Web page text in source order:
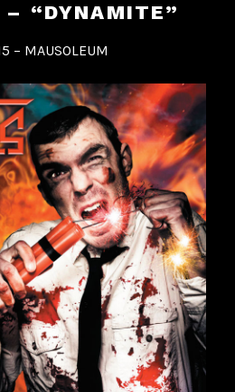
– “DYNAMITE”
– MAUSOLEUM